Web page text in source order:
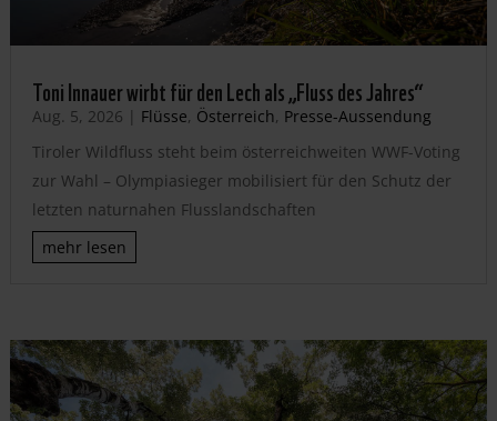
Toni Innauer wirbt für den Lech als „Fluss des Jahres“
Aug. 5, 2026 | Flüsse, Österreich, Presse-Aussendung
Tiroler Wildfluss steht beim österreichweiten WWF-Voting
zur Wahl – Olympiasieger mobilisiert für den Schutz der
letzten naturnahen Flusslandschaften
mehr lesen